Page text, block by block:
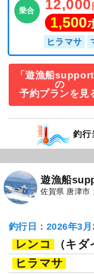
乗合 12,000
1,500
ヒラマサ
「遊漁船support
の
予約プランを見
釣行
遊漁船
佐賀県 唐津市
釣行日：2026年3
レンコ
（キダ
ヒラマサ